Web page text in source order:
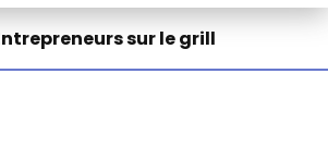
sur le grill